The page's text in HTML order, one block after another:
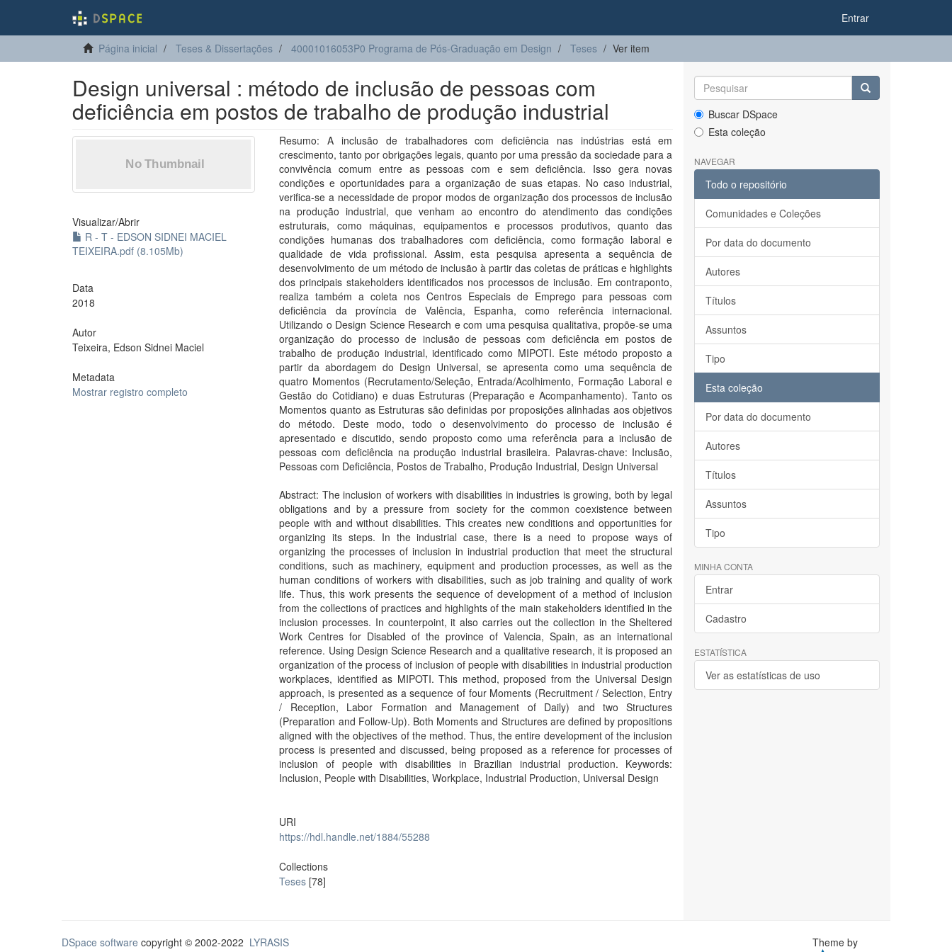
Entrar
Página inicial Teses & Dissertações 40001016053P0 Programa de Pós-Graduação em Design Teses Ver item
Design universal : método de inclusão de pessoas com
deficiência em postos de trabalho de produção industrial
Visualizar/Abrir
R - T - EDSON SIDNEI MACIEL
TEIXEIRA.pdf (8.105Mb)
Data
2018
Autor
Teixeira, Edson Sidnei Maciel
Metadata
Mostrar registro completo
Resumo: A inclusão de trabalhadores com deficiência nas indústrias está em
crescimento, tanto por obrigações legais, quanto por uma pressão da sociedade para a
convivência comum entre as pessoas com e sem deficiência. Isso gera novas
condições e oportunidades para a organização de suas etapas. No caso industrial,
verifica-se a necessidade de propor modos de organização dos processos de inclusão
na produção industrial, que venham ao encontro do atendimento das condições
estruturais, como máquinas, equipamentos e processos produtivos, quanto das
condições humanas dos trabalhadores com deficiência, como formação laboral e
qualidade de vida profissional. Assim, esta pesquisa apresenta a sequência de
desenvolvimento de um método de inclusão à partir das coletas de práticas e highlights
dos principais stakeholders identificados nos processos de inclusão. Em contraponto,
realiza também a coleta nos Centros Especiais de Emprego para pessoas com
deficiência da província de Valência, Espanha, como referência internacional.
Utilizando o Design Science Research e com uma pesquisa qualitativa, propõe-se uma
organização do processo de inclusão de pessoas com deficiência em postos de
trabalho de produção industrial, identificado como MIPOTI. Este método proposto a
partir da abordagem do Design Universal, se apresenta como uma sequência de
quatro Momentos (Recrutamento/Seleção, Entrada/Acolhimento, Formação Laboral e
Gestão do Cotidiano) e duas Estruturas (Preparação e Acompanhamento). Tanto os
Momentos quanto as Estruturas são definidas por proposições alinhadas aos objetivos
do método. Deste modo, todo o desenvolvimento do processo de inclusão é
apresentado e discutido, sendo proposto como uma referência para a inclusão de
pessoas com deficiência na produção industrial brasileira. Palavras-chave: Inclusão,
Pessoas com Deficiência, Postos de Trabalho, Produção Industrial, Design Universal
Abstract: The inclusion of workers with disabilities in industries is growing, both by legal
obligations and by a pressure from society for the common coexistence between
people with and without disabilities. This creates new conditions and opportunities for
organizing its steps. In the industrial case, there is a need to propose ways of
organizing the processes of inclusion in industrial production that meet the structural
conditions, such as machinery, equipment and production processes, as well as the
human conditions of workers with disabilities, such as job training and quality of work
life. Thus, this work presents the sequence of development of a method of inclusion
from the collections of practices and highlights of the main stakeholders identified in the
inclusion processes. In counterpoint, it also carries out the collection in the Sheltered
Work Centres for Disabled of the province of Valencia, Spain, as an international
reference. Using Design Science Research and a qualitative research, it is proposed an
organization of the process of inclusion of people with disabilities in industrial production
workplaces, identified as MIPOTI. This method, proposed from the Universal Design
approach, is presented as a sequence of four Moments (Recruitment / Selection, Entry
/ Reception, Labor Formation and Management of Daily) and two Structures
(Preparation and Follow-Up). Both Moments and Structures are defined by propositions
aligned with the objectives of the method. Thus, the entire development of the inclusion
process is presented and discussed, being proposed as a reference for processes of
inclusion of people with disabilities in Brazilian industrial production. Keywords:
Inclusion, People with Disabilities, Workplace, Industrial Production, Universal Design
URI
https://hdl.handle.net/1884/55288
Collections
Teses [78]
Buscar DSpace
Esta coleção
NAVEGAR
Todo o repositório
Comunidades e Coleções
Por data do documento
Autores
Títulos
Assuntos
Tipo
Esta coleção
Por data do documento
Autores
Títulos
Assuntos
Tipo
MINHA CONTA
Entrar
Cadastro
ESTATÍSTICA
Ver as estatísticas de uso
DSpace software copyright © 2002-2022 LYRASIS
Theme by